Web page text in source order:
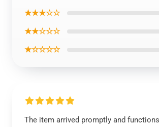
★★★☆☆
★★☆☆☆
★☆☆☆☆
The item arrived promptly and